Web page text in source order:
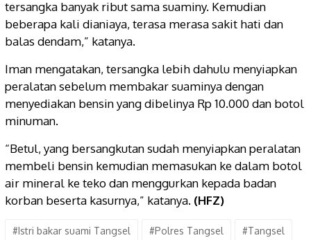
tersangka banyak ribut sama suaminy. Kemudian
beberapa kali dianiaya, terasa merasa sakit hati dan
balas dendam,” katanya.
Iman mengatakan, tersangka lebih dahulu menyiapkan
peralatan sebelum membakar suaminya dengan
menyediakan bensin yang dibelinya Rp 10.000 dan botol
minuman.
“Betul, yang bersangkutan sudah menyiapkan peralatan
membeli bensin kemudian memasukan ke dalam botol
air mineral ke teko dan menggurkan kepada badan
korban beserta kasurnya,” katanya. (HFZ)
#Istri bakar suami Tangsel #Polres Tangsel #Tangsel